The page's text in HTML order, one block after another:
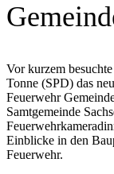
Vor kurzem
Tonne (SPD) das
Feuerwehr
Samtgemeinde
Einblicke in den
Feuerwehr.